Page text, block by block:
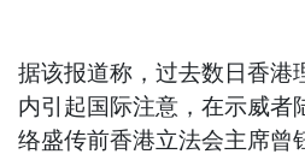
据该报道称，过去数日香港
内引起国际注意，在示威者
络盛传前香港立法会主席曾